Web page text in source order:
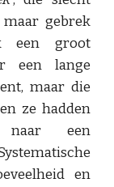
gebrek
een groot
een lange
maar die
ze hadden
een
en